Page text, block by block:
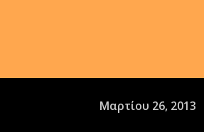
Μαρτίου 26, 2013